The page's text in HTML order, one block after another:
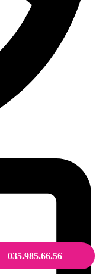
035.985.66.56